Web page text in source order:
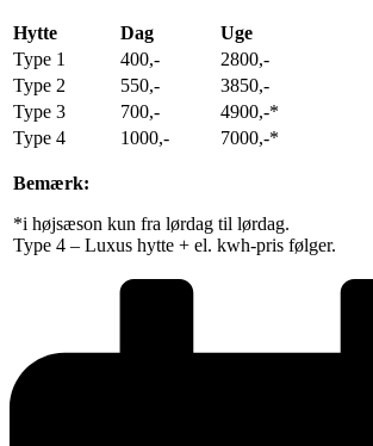
Hytte Dag
Uge
Type 1
400,-
2800,-
Type 2
550,-
3850,-
Type 3
700,-
4900,-*
Type 4
1000,- 7000,-*
Bemærk:
*i højsæson kun fra lørdag til lørdag.
Type 4 – Luxus hytte + el. kwh-pris følger.